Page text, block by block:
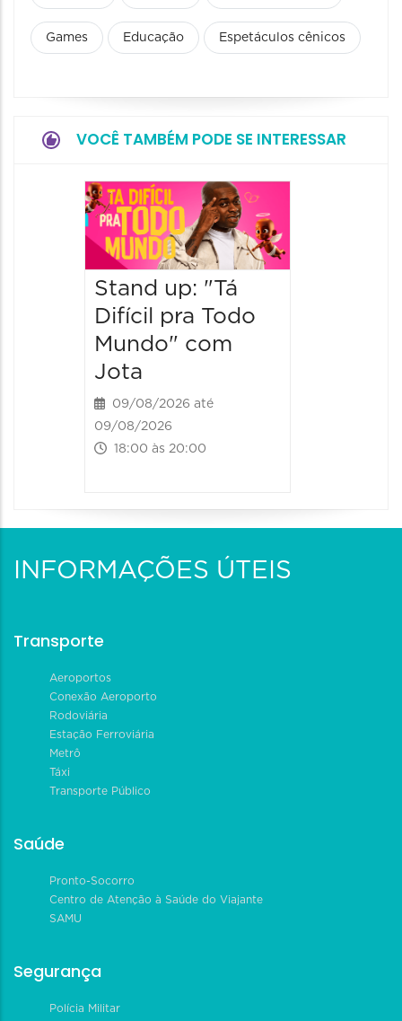
Games Educação Espetáculos cênicos
VOCÊ TAMBÉM PODE SE INTERESSAR
Stand up: "Tá
Difícil pra Todo
Mundo" com
Jota
09/08/2026 até
09/08/2026
18:00 às 20:00
INFORMAÇÕES ÚTEIS
Transporte
Aeroportos
Conexão Aeroporto
Rodoviária
Estação Ferroviária
Metrô
Táxi
Transporte Público
Saúde
Pronto-Socorro
Centro de Atenção à Saúde do Viajante
SAMU
Segurança
Polícia Militar